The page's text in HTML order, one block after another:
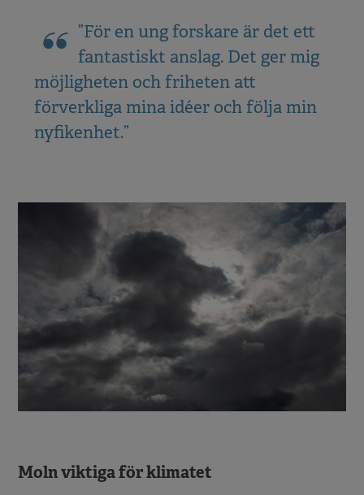
”För en ung forskare är det ett
fantastiskt anslag. Det ger mig
möjligheten och friheten att
förverkliga mina idéer och följa min
nyfikenhet.”
Moln viktiga för klimatet